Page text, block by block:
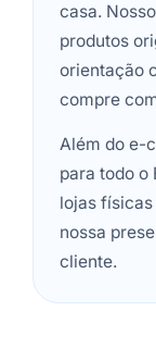
casa.
produtos
orientação
compre
Além do e-
para todo o
lojas
nossa
cliente.